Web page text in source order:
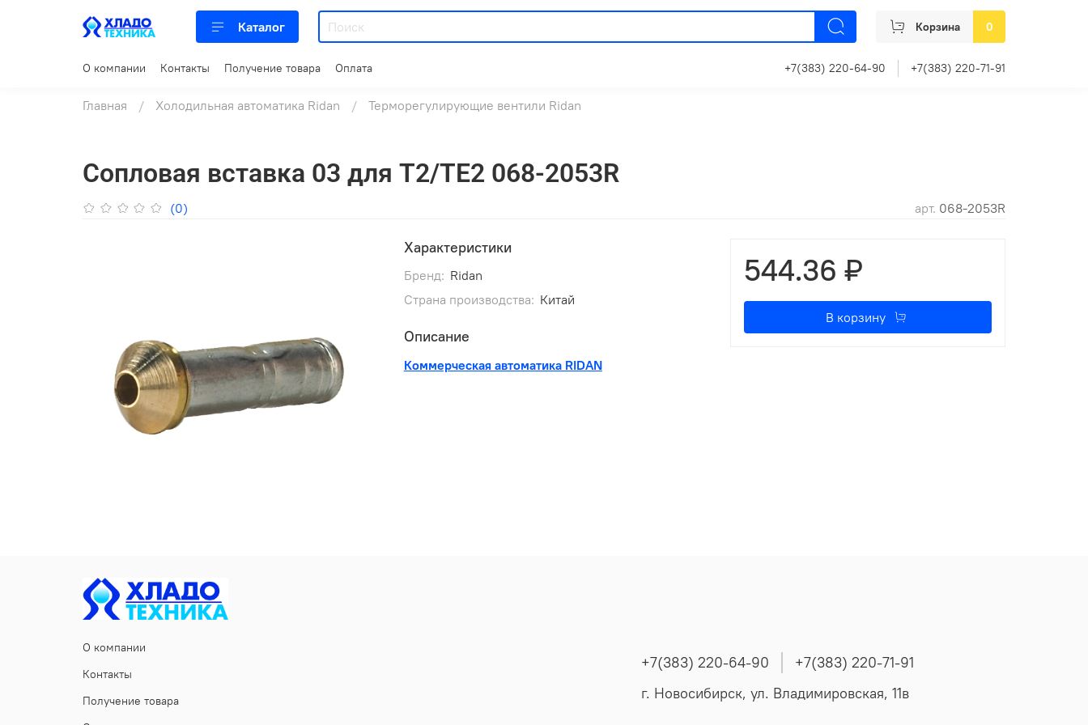
Каталог Корзина 0
О компании Контакты Получение товара Оплата +7(383) 220-64-90 +7(383) 220-71-91
Главная Холодильная автоматика Ridan Терморегулирующие вентили Ridan
Сопловая вставка 03 для Т2/ТЕ2 068-2053R
(0) арт. 068-2053R
Характеристики
Бренд: Ridan
Страна производства: Китай
Описание
Коммерческая автоматика RIDAN
544.36 ₽
В корзину
О компании
Контакты
Получение товара
+7(383) 220-64-90
+7(383) 220-71-91
г. Новосибирск, ул. Владимировская, 11в